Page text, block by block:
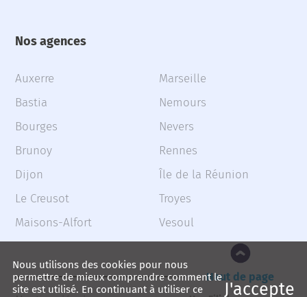
Nos agences
Auxerre
Bastia
Bourges
Brunoy
Dijon
Le Creusot
Maisons-Alfort
Marseille
Nemours
Nevers
Rennes
Île de la Réunion
Troyes
Vesoul
Haut de page
Nous utilisons des cookies pour nous
permettre de mieux comprendre comment le
site est utilisé. En continuant à utiliser ce
J'accepte